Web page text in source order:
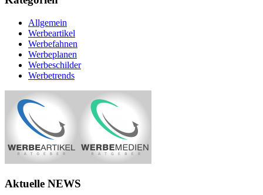
Allgemein
Werbeartikel
Werbefahnen
Werbeplanen
Werbeschilder
Werbetrends
Aktuelle NEWS